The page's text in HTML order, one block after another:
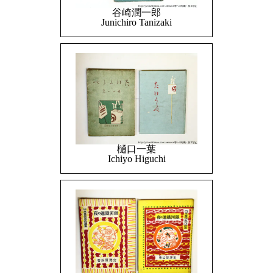
谷崎潤一郎
Junichiro Tanizaki
樋口一葉
Ichiyo Higuchi